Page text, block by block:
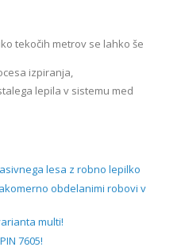
tekočih metrov se lahko še
izpiranja,
lepila v sistemu med
lesa z robno lepilko
obdelanimi robovi v
multi!
7605!